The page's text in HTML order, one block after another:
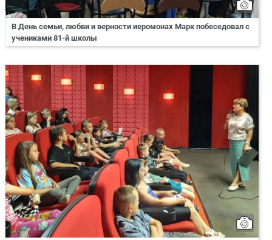
В День семьи, любви и верности иеромонах Марк побеседовал с
учениками 81-й школы